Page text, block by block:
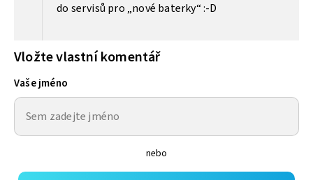
do servisů pro „nové baterky“ :-D
Vložte vlastní komentář
Vaše jméno
nebo